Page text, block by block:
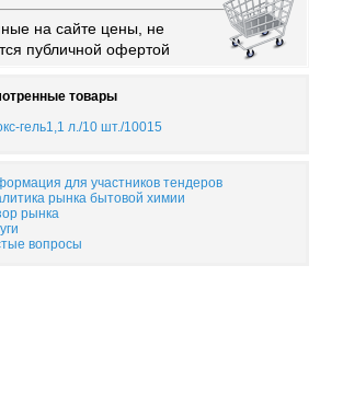
на сайте цены, не
публичной офертой
товары
гель1,1 л./10 шт./10015
для участников тендеров
рынка бытовой химии
рынка
вопросы